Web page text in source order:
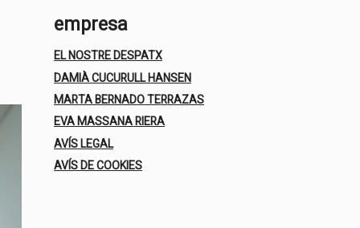
empresa
EL NOSTRE DESPATX
DAMIÀ CUCURULL HANSEN
MARTA BERNADO TERRAZAS
EVA MASSANA RIERA
AVÍS LEGAL
AVÍS DE COOKIES